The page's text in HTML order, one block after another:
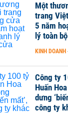
Một
trang
5 năm
lý toàn
KINH DOANH
Công ty
Huấn
dưng
công ty